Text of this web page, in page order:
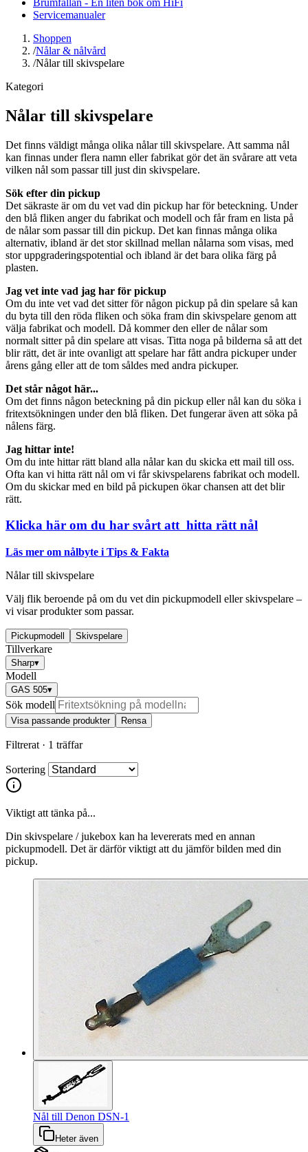
Servicemanualer
Shoppen
/Nålar & nålvård
/Nålar till skivspelare
Kategori
Nålar till skivspelare
Det finns väldigt många olika nålar till skivspelare. Att samma nål
kan finnas under flera namn eller fabrikat gör det än svårare att veta
vilken nål som passar till just din skivspelare.
Sök efter din pickup
Det säkraste är om du vet vad din pickup har för beteckning. Under
den blå fliken anger du fabrikat och modell och får fram en lista på
de nålar som passar till din pickup. Det kan finnas många olika
alternativ, ibland är det stor skillnad mellan nålarna som visas, med
stor uppgraderingspotential och ibland är det bara olika färg på
plasten.
Jag vet inte vad jag har för pickup
Om du inte vet vad det sitter för någon pickup på din spelare så kan
du byta till den röda fliken och söka fram din skivspelare genom att
välja fabrikat och modell. Då kommer den eller de nålar som
normalt sitter på din spelare att visas. Titta noga på bilderna så att det
blir rätt, det är inte ovanligt att spelare har fått andra pickuper under
årens gång eller att de tom såldes med andra pickuper.
Det står något här...
Om det finns någon beteckning på din pickup eller nål kan du söka i
fritextsökningen under den blå fliken. Det fungerar även att söka på
nålens färg.
Jag hittar inte!
Om du inte hittar rätt bland alla nålar kan du skicka ett mail till oss.
Ofta kan vi hitta rätt nål om vi får skivspelarens fabrikat och modell.
Om du skickar med en bild på pickupen ökar chansen att det blir
rätt.
Klicka här om du har svårt att hitta rätt nål
Läs mer om nålbyte i Tips & Fakta
Nålar till skivspelare
Välj flik beroende på om du vet din pickupmodell eller skivspelare –
vi visar produkter som passar.
Pickupmodell Skivspelare
Tillverkare
Sharp▾
Modell
GAS 505▾
Sök modell
Visa passande produkter Rensa
Filtrerat · 1 träffar
Sortering
Viktigt att tänka på...
Din skivspelare / jukebox kan ha levererats med en annan
pickupmodell. Det är därför viktigt att du jämför bilden med din
pickup.
Nål till Denon DSN-1
Heter även